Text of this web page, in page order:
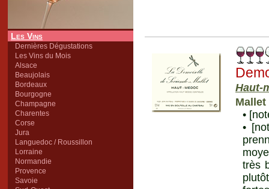
Les Vins
Dernières Dégustations
Les Vins du Mois
Alsace
Beaujolais
Bordeaux
Bourgogne
Champagne
Charentes
Corse
Jura
Languedoc / Roussillon
Lorraine
Normandie
Provence
Savoie
Haut-
Mallet
•
•
très